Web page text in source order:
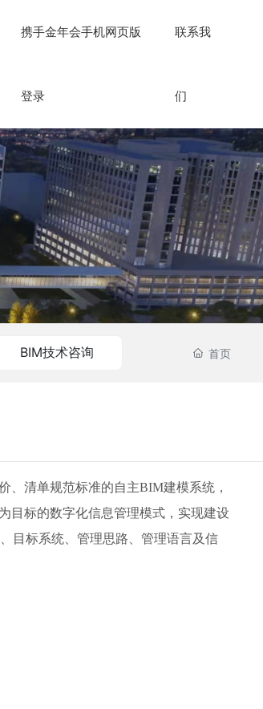
携手金年会手机网页版
登录
联系我
们
BIM技术咨询 首页
清单规范标准的自主BIM建模系统，
目标的数字化信息管理模式，实现建设
目标系统、管理思路、管理语言及信